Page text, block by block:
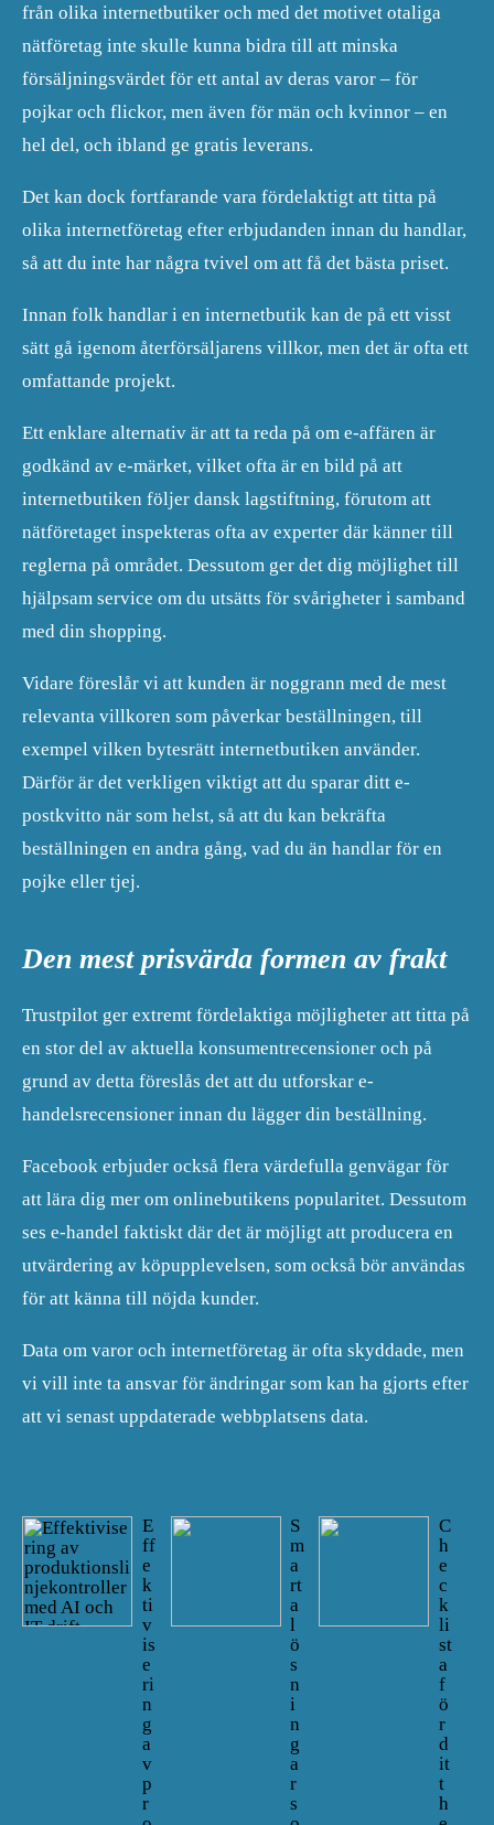
från olika internetbutiker och med det motivet otaliga
nätföretag inte skulle kunna bidra till att minska
försäljningsvärdet för ett antal av deras varor – för
pojkar och flickor, men även för män och kvinnor – en
hel del, och ibland ge gratis leverans.
Det kan dock fortfarande vara fördelaktigt att titta på
olika internetföretag efter erbjudanden innan du handlar,
så att du inte har några tvivel om att få det bästa priset.
Innan folk handlar i en internetbutik kan de på ett visst
sätt gå igenom återförsäljarens villkor, men det är ofta ett
omfattande projekt.
Ett enklare alternativ är att ta reda på om e-affären är
godkänd av e-märket, vilket ofta är en bild på att
internetbutiken följer dansk lagstiftning, förutom att
nätföretaget inspekteras ofta av experter där känner till
reglerna på området. Dessutom ger det dig möjlighet till
hjälpsam service om du utsätts för svårigheter i samband
med din shopping.
Vidare föreslår vi att kunden är noggrann med de mest
relevanta villkoren som påverkar beställningen, till
exempel vilken bytesrätt internetbutiken använder.
Därför är det verkligen viktigt att du sparar ditt e-
postkvitto när som helst, så att du kan bekräfta
beställningen en andra gång, vad du än handlar för en
pojke eller tjej.
Den mest prisvärda formen av frakt
Trustpilot ger extremt fördelaktiga möjligheter att titta på
en stor del av aktuella konsumentrecensioner och på
grund av detta föreslås det att du utforskar e-
handelsrecensioner innan du lägger din beställning.
Facebook erbjuder också flera värdefulla genvägar för
att lära dig mer om onlinebutikens popularitet. Dessutom
ses e-handel faktiskt där det är möjligt att producera en
utvärdering av köpupplevelsen, som också bör användas
för att känna till nöjda kunder.
Data om varor och internetföretag är ofta skyddade, men
vi vill inte ta ansvar för ändringar som kan ha gjorts efter
att vi senast uppdaterade webbplatsens data.
E
ff
e
k
ti
v
is
e
ri
n
g
a
v
p
r
S
m
a
rt
a
l
ö
s
n
i
n
g
a
r
s
C
h
e
c
k
li
st
a
f
ö
r
d
it
t
h